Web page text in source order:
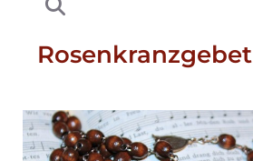
Rosenkranzgebet